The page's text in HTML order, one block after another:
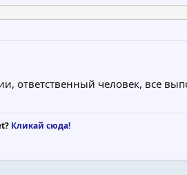
ответственный человек, все
Кликай сюда!